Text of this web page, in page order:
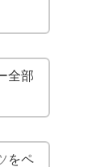
全部
をペ